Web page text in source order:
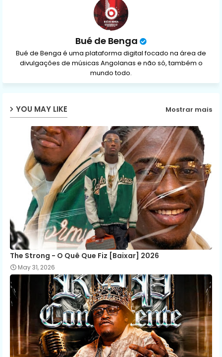
Bué de Benga
Bué de Benga é uma plataforma digital focado na área de
divulgações de músicas Angolanas e não só, também o
mundo todo.
YOU MAY LIKE Mostrar mais
The Strong - O Quê Que Fiz [Baixar] 2026
May 31, 2026